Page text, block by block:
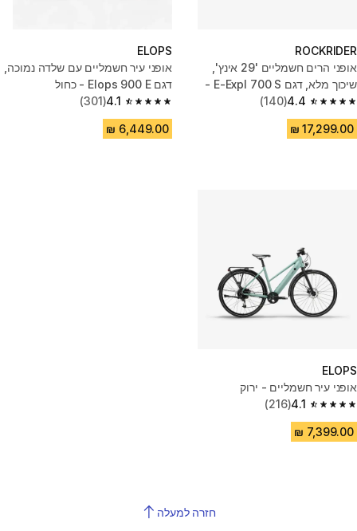
ROCKRIDER
אופני הרים חשמליים '29 אינץ',
שיכוך מלא, דגם E-Expl 700 S -
חום
4.4
4.4 out of 5 stars from 140 reviews
(140)
ELOPS
אופני עיר חשמליים עם שלדה נמוכה,
דגם Elops 900 E - כחול
4.1
4.1 out of 5 stars from 301 reviews
(301)
ELOPS
אופני עיר חשמליים - ירוק
4.1
4.1 out of 5 stars from 216 reviews
(216)
חזרה למעלה